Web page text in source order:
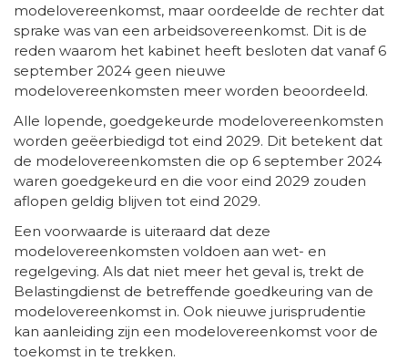
modelovereenkomst, maar oordeelde de rechter dat
sprake was van een arbeidsovereenkomst. Dit is de
reden waarom het kabinet heeft besloten dat vanaf 6
september 2024 geen nieuwe
modelovereenkomsten meer worden beoordeeld.
Alle lopende, goedgekeurde modelovereenkomsten
worden geëerbiedigd tot eind 2029. Dit betekent dat
de modelovereenkomsten die op 6 september 2024
waren goedgekeurd en die voor eind 2029 zouden
aflopen geldig blijven tot eind 2029.
Een voorwaarde is uiteraard dat deze
modelovereenkomsten voldoen aan wet- en
regelgeving. Als dat niet meer het geval is, trekt de
Belastingdienst de betreffende goedkeuring van de
modelovereenkomst in. Ook nieuwe jurisprudentie
kan aanleiding zijn een modelovereenkomst voor de
toekomst in te trekken.